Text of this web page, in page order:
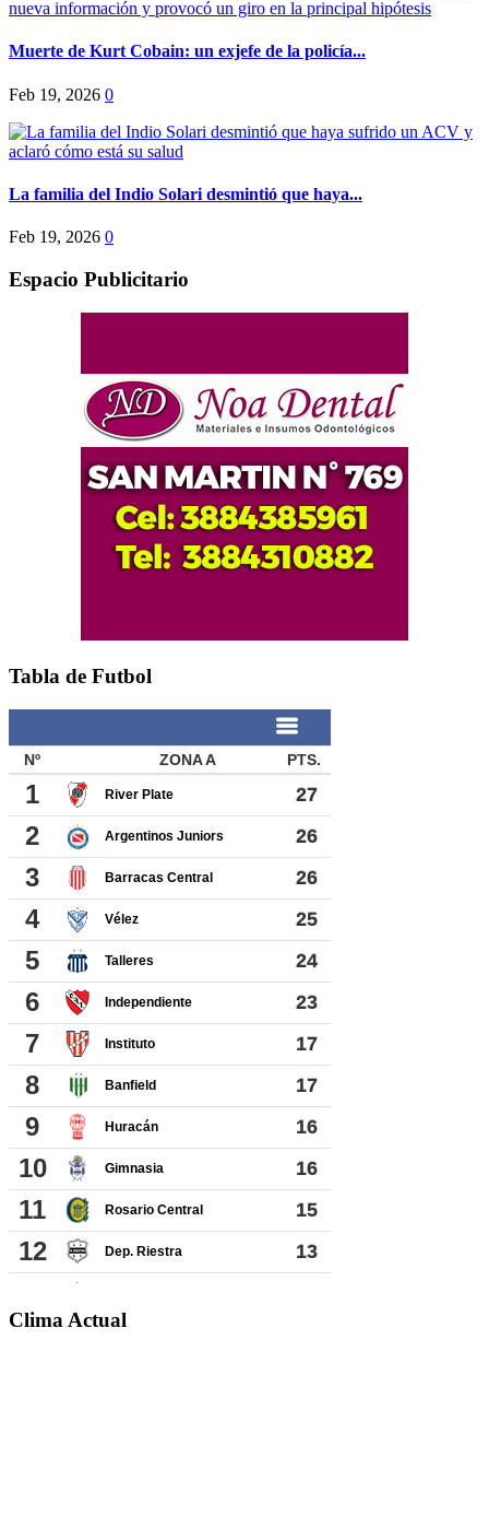
Muerte de Kurt Cobain: un exjefe de la policía...
Feb 19, 2026 0
La familia del Indio Solari desmintió que haya...
Feb 19, 2026 0
Espacio Publicitario
Tabla de Futbol
Clima Actual